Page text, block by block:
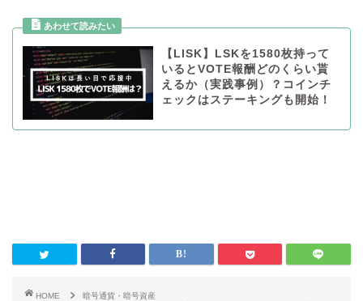
【LISK】LSKを1580枚持って
いるとVOTE報酬どのくらい貰
えるか（実践事例）？コインチ
ェックはステーキングも開始！
HOME
暗号通貨・暗号資産